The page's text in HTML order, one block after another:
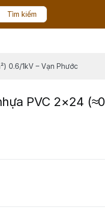
Tìm kiếm
0.6/1kV – Vạn Phước
PVC 2×24